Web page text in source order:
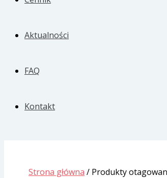
Aktualności
FAQ
Kontakt
Strona główna / Produkty